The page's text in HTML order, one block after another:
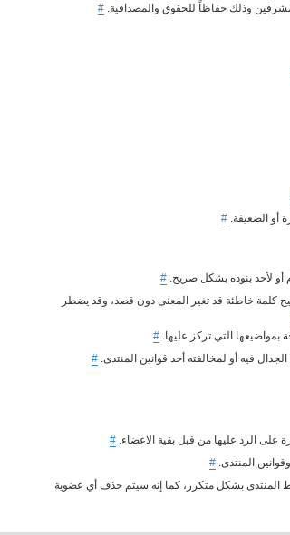
وذلك حفاظاً للحقوق والمصداقية. #
أو الضعيفة. #
لأحد بنوده بشكل صريح. #
كلمة خاطئة قد تغير المعنى دون قصد، وقد يضطر
التي تركز عليها. #
فيه أو لمخالفته أحد قوانين المنتدى. #
على الرد عليها من قبل بقية الاعضاء. #
المنتدى. #
المنتدى بشكل متكرر، كما إنه سيتم حذف أي عضوية